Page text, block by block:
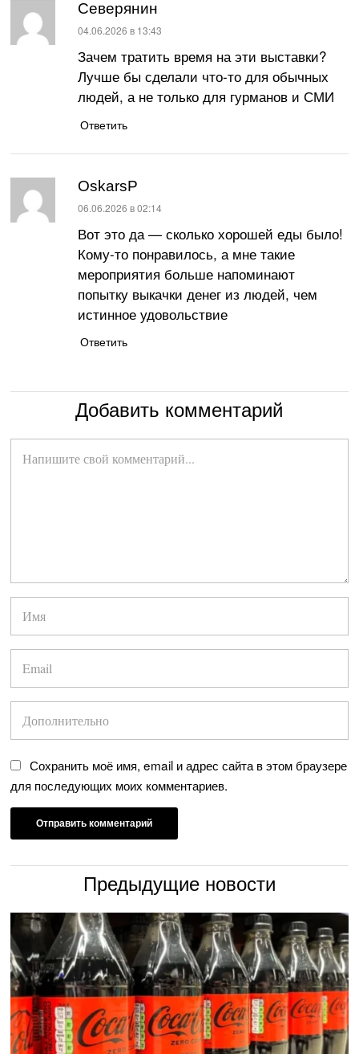
Северянин
:
04.06.2026 в 13:43
Зачем тратить время на эти выставки?
Лучше бы сделали что-то для обычных
людей, а не только для гурманов и СМИ
Ответить
OskarsP
:
06.06.2026 в 02:14
Вот это да — сколько хорошей еды было!
Кому-то понравилось, а мне такие
мероприятия больше напоминают
попытку выкачки денег из людей, чем
истинное удовольствие
Ответить
Добавить комментарий
Сохранить моё имя, email и адрес сайта в этом браузере
для последующих моих комментариев.
Предыдущие новости